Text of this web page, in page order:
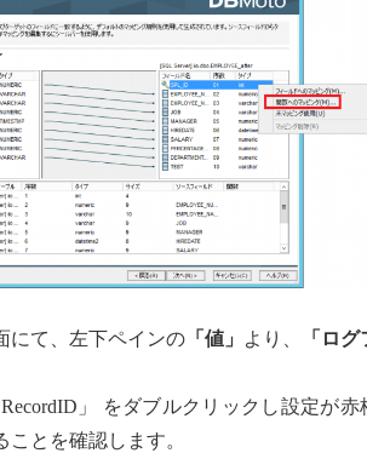
にて、左下ペインの 「値」 より、
「ログ
」 をダブルクリックし設定が赤
とを確認します。